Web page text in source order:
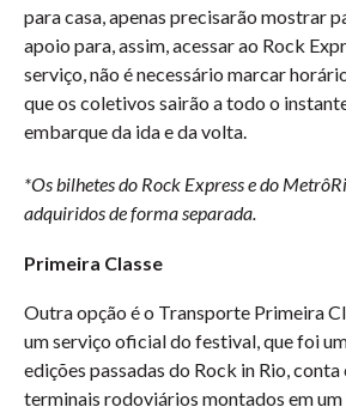
para casa, apenas precisarão mostrar
apoio para, assim, acessar ao Rock
serviço, não é necessário marcar
que os coletivos sairão a todo o
embarque da ida e da volta.
*Os bilhetes do Rock Express e do
adquiridos de forma separada.
Primeira Classe
Outra opção é o Transporte Primeira
um serviço oficial do festival, que foi
edições passadas do Rock in Rio,
terminais rodoviários montados em